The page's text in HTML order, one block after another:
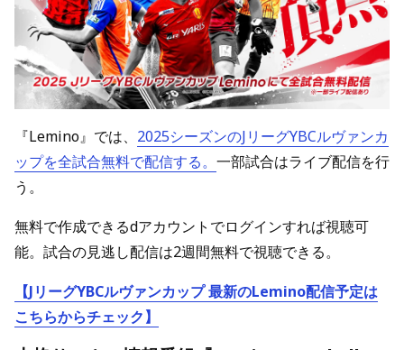
『Lemino』では、 2025シーズンのJリーグYBCルヴァンカ
ップを全試合無料で配信する。 一部試合はライブ配信を行
う。
無料で作成できるdアカウントでログインすれば視聴可
能。試合の見逃し配信は2週間無料で視聴できる。
【JリーグYBCルヴァンカップ 最新のLemino配信予定は
こちらからチェック】